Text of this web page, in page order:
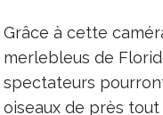
Grâce à cette
merlebleus de
spectateurs
oiseaux de près